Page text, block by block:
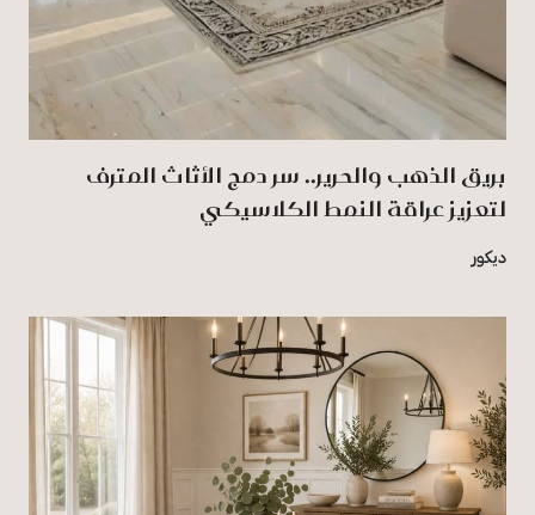
بريق الذهب والحرير.. سر دمج الأثاث المترف
لتعزيز عراقة النمط الكلاسيكي
ديكور